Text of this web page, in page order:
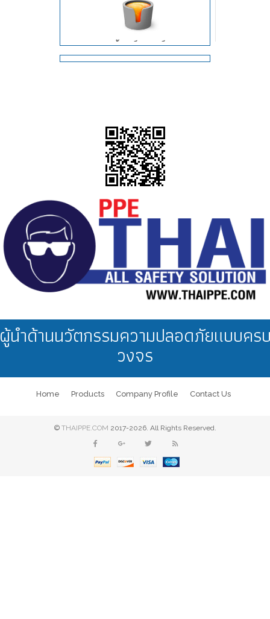
งานน้ำเหล็กกระเด็น
นำด้านนวัตกรรมความปลอดภัยแบบคร
วงจร
Home Products Company Profile Contact Us
© THAIPPE.COM 2017-2026. All Rights Reserved.